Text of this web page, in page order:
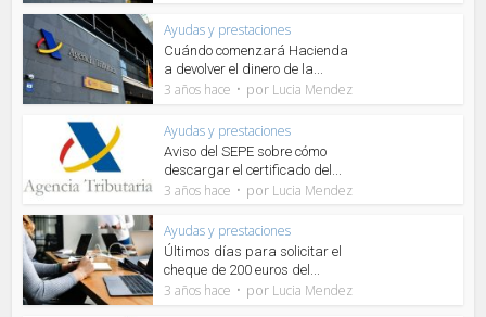
Ayudas y prestaciones
Cuándo comenzará Hacienda
a devolver el dinero de la...
3 años hace por Lucia Mendez
Ayudas y prestaciones
Aviso del SEPE sobre cómo
descargar el certificado del...
3 años hace por Lucia Mendez
Ayudas y prestaciones
Últimos días para solicitar el
cheque de 200 euros del...
3 años hace por Lucia Mendez